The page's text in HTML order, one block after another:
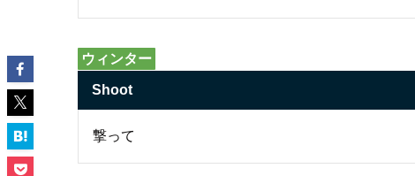
ウィンター
Shoot
撃って